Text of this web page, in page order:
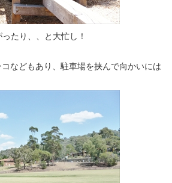
たり、、と大忙し！
などもあり、駐車場を挟んで向かいには